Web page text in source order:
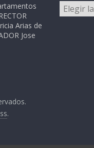
Arias de
Jose
Categorías
.